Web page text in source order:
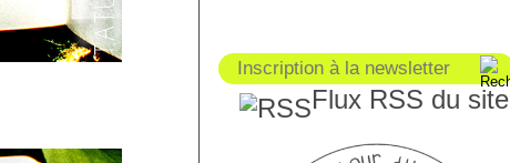
Flux RSS du site